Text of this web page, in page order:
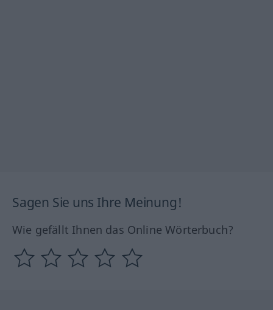
Sagen Sie uns Ihre Meinung!
Wie gefällt Ihnen das Online Wörterbuch?